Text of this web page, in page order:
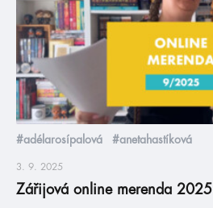
#adélarosípalová #anetahastíková
3. 9. 2025
Zářijová online merenda 2025